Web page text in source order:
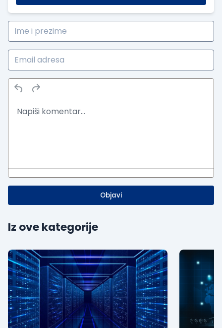
Objavi
Iz ove kategorije